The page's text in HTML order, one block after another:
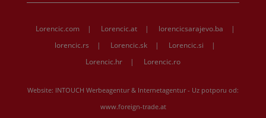
Lorencic.com | Lorencic.at | lorencicsarajevo.ba
|
lorencic.rs
| Lorencic.sk | Lorencic.si
|
Lorencic.hr
| Lorencic.ro
Website: INTOUCH Werbeagentur & Internetagentur- Uz potporu od:
www.foreign-trade.at